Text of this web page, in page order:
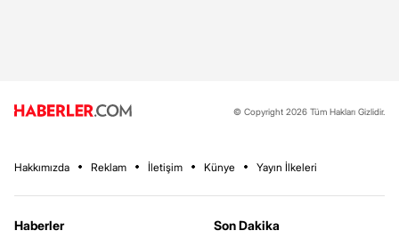
© Copyright 2026 Tüm Hakları Gizlidir.
Hakkımızda Reklam İletişim Künye Yayın İlkeleri
Haberler
Son Dakika